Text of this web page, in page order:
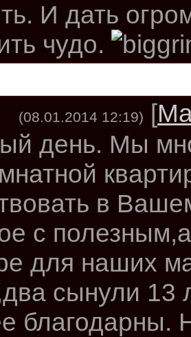
И дать
чудо.
(08.01.2014 12:19) [
день. Мы
в
с
для наших
сынули 13
благодарны.